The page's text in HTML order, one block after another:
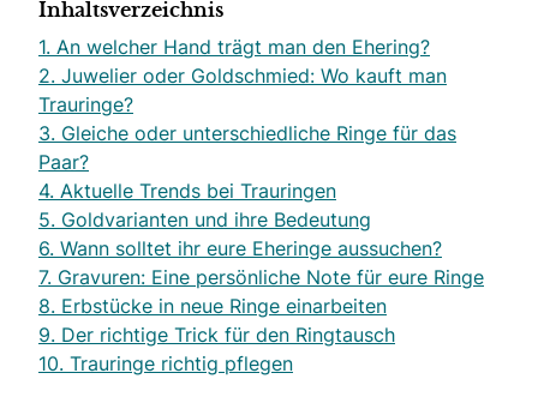
Inhaltsverzeichnis
1. An welcher Hand trägt man den Ehering?
2. Juwelier oder Goldschmied: Wo kauft man
Trauringe?
3. Gleiche oder unterschiedliche Ringe für das
Paar?
4. Aktuelle Trends bei Trauringen
5. Goldvarianten und ihre Bedeutung
6. Wann solltet ihr eure Eheringe aussuchen?
7. Gravuren: Eine persönliche Note für eure Ringe
8. Erbstücke in neue Ringe einarbeiten
9. Der richtige Trick für den Ringtausch
10. Trauringe richtig pflegen